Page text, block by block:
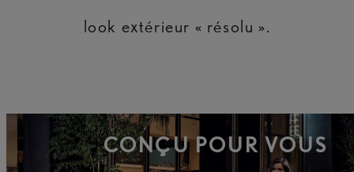
look extérieur « résolu ».
CONÇU POUR VOUS